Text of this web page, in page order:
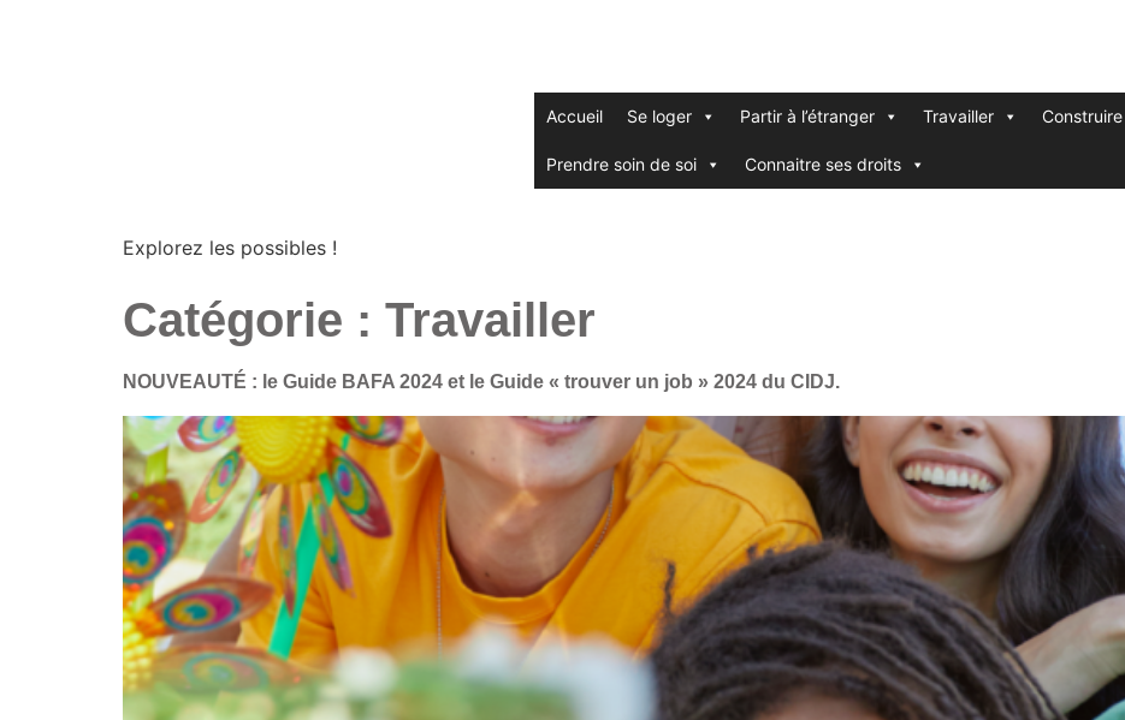
Explorez les possibles !
Accueil Se loger Partir à l’étranger Travailler
Prendre soin de soi Connaitre ses droits
Catégorie : Travailler
NOUVEAUTÉ : le Guide BAFA 2024 et le Guide « trouver un job » 2024 du CIDJ.